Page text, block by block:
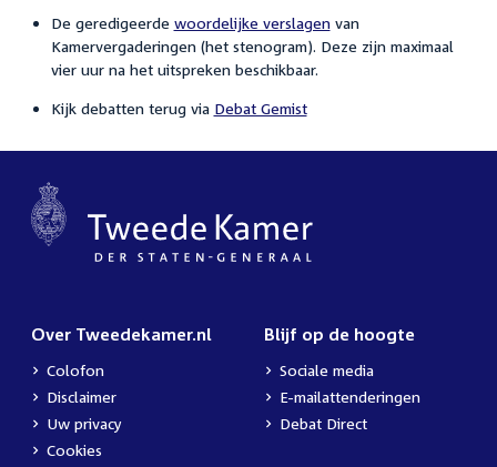
De geredigeerde woordelijke verslagenvan
Kamervergaderingen (het stenogram). Deze zijn maximaal
vier uur na het uitspreken beschikbaar.
Kijk debatten terug via Debat Gemist
Over Tweedekamer.nl
Colofon
Disclaimer
Uw privacy
Cookies
Blijf op de hoogte
Sociale media
E-mailattenderingen
Debat Direct